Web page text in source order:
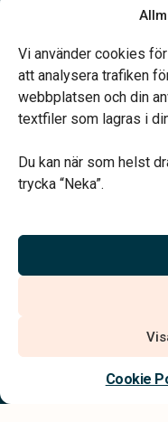
Vi använder cookies
att analysera trafiken
webbplatsen och din
textfiler som lagras i
Du kan när som helst
trycka “Neka”.
Cookie
Vardagar 09.00–13.00.
Telefonjour dygnet runt.
Vi är auktoriserade
har högt ställda krav